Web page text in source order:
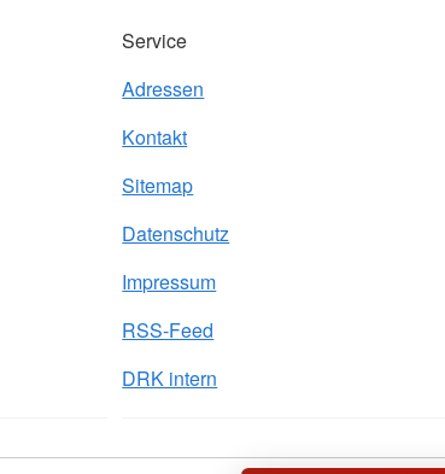
Service
Adressen
Kontakt
Sitemap
Datenschutz
Impressum
RSS-Feed
DRK intern